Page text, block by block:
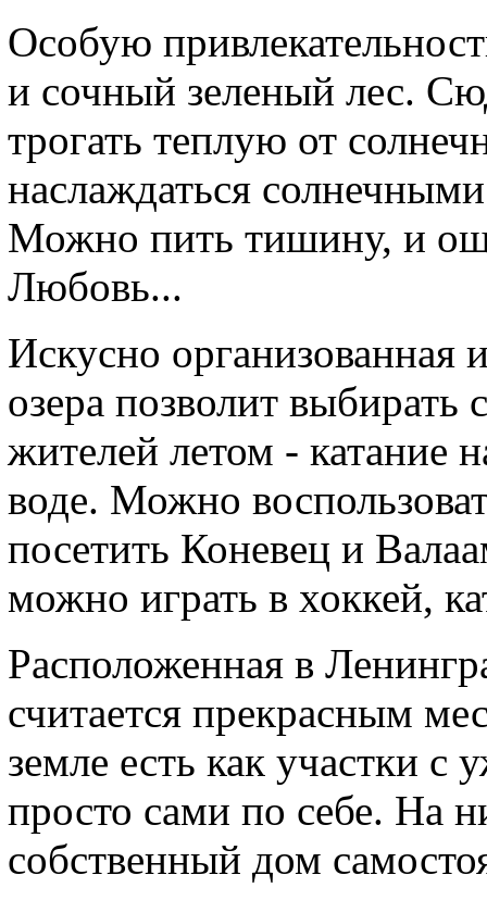
Особую
и сочный зеленый лес.
трогать теплую от
наслаждаться
Можно пить тишину, и
Любовь...
Искусно организованная
озера позволит выбирать
жителей летом - катание
воде. Можно
посетить Коневец и
можно играть в хоккей,
Расположенная в
считается прекрасным
земле есть как участки
просто сами по себе. На
собственный дом